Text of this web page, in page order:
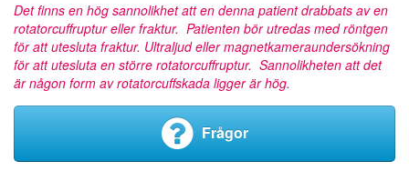
Det finns en hög sannolikhet att en denna patient drabbats av en
rotatorcuffruptur eller fraktur. Patienten bör utredas med röntgen
för att utesluta fraktur. Ultraljud eller magnetkameraundersökning
för att utesluta en större rotatorcuffruptur. Sannolikheten att det
är någon form av rotatorcuffskada ligger är hög.
Frågor